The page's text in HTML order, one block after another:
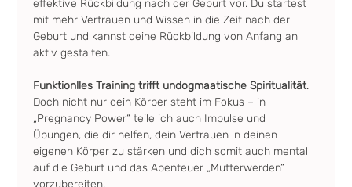
effektive Rückbildung nach der Geburt vor. Du startest
mit mehr Vertrauen und Wissen in die Zeit nach der
Geburt und kannst deine Rückbildung von Anfang an
aktiv gestalten.
Funktionlles Training trifft undogmaatische Spiritualität.
Doch nicht nur dein Körper steht im Fokus – in
„Pregnancy Power“ teile ich auch Impulse und
Übungen, die dir helfen, dein Vertrauen in deinen
eigenen Körper zu stärken und dich somit auch mental
auf die Geburt und das Abenteuer „Mutterwerden“
vorzubereiten.